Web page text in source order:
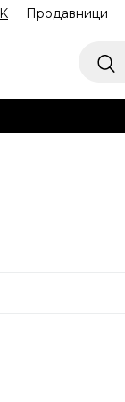
Продавници
избор